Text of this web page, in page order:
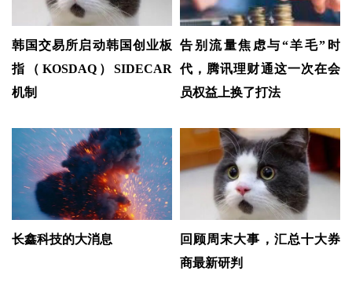
韩国交易所启动韩国创业板
指（KOSDAQ）SIDECAR
机制
告别流量焦虑与“羊毛”时
代，腾讯理财通这一次在会
员权益上换了打法
长鑫科技的大消息
回顾周末大事，汇总十大券
商最新研判